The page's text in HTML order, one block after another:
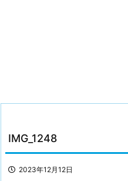
IMG_1248
2023年12月12日